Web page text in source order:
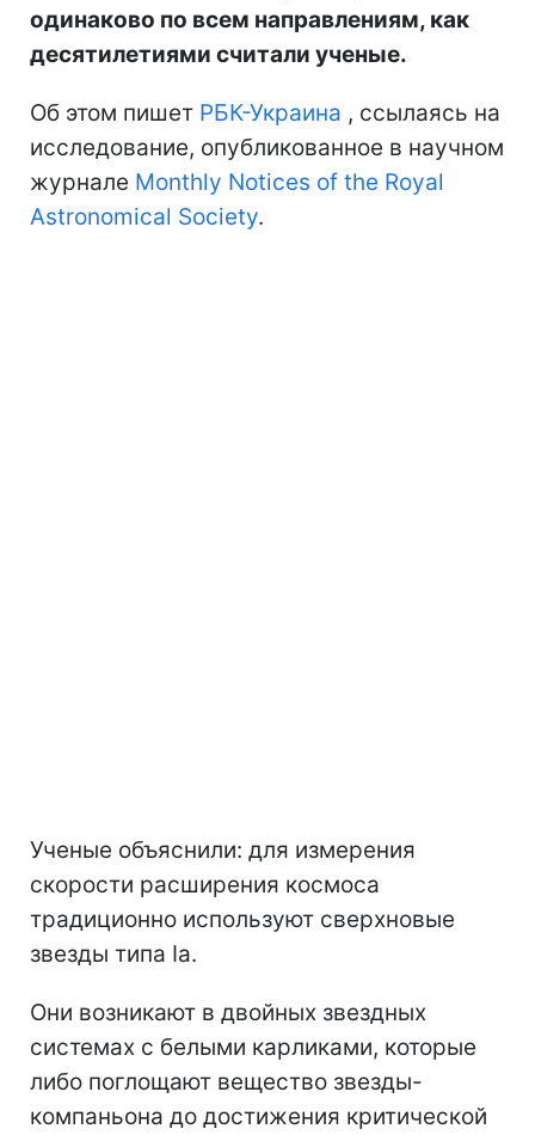
одинаково по всем направлениям, как
десятилетиями считали ученые.
Об этом пишет РБК-Украина , ссылаясь на
исследование, опубликованное в научном
журнале Monthly Notices of the Royal
Astronomical Society.
Ученые объяснили: для измерения
скорости расширения космоса
традиционно используют сверхновые
звезды типа Ia.
Они возникают в двойных звездных
системах с белыми карликами, которые
либо поглощают вещество звезды-
компаньона до достижения критической